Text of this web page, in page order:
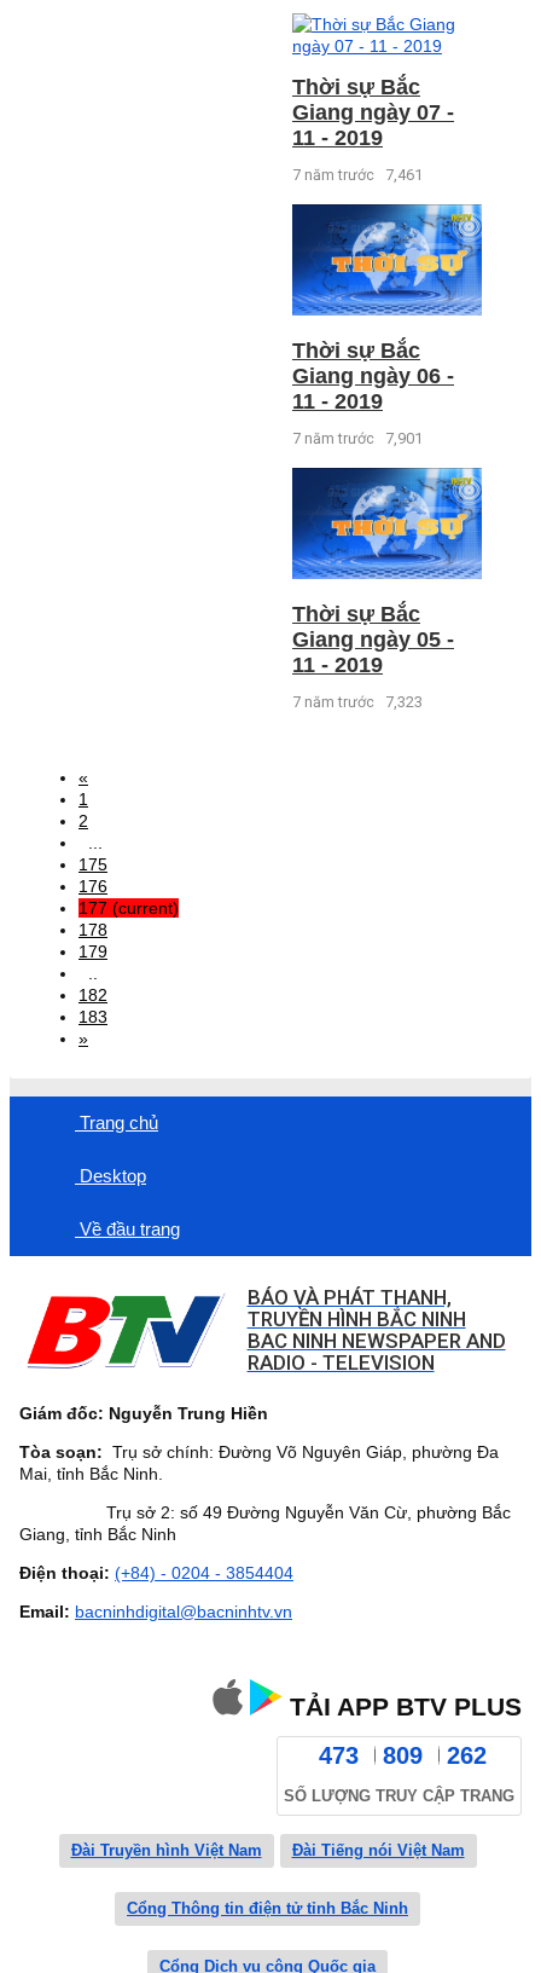
Thời sự Bắc
Giang ngày 07 -
11 - 2019
7 năm trước 7,461
Thời sự Bắc
Giang ngày 06 -
11 - 2019
7 năm trước 7,901
Thời sự Bắc
Giang ngày 05 -
11 - 2019
7 năm trước 7,323
«
1
2
175
176
177 (current)
178
179
182
183
»
Trang chủ
Desktop
Về đầu trang
BÁO VÀ PHÁT THANH,
TRUYỀN HÌNH BẮC NINH
BAC NINH NEWSPAPER AND
RADIO - TELEVISION
Giám đốc: Nguyễn Trung Hiền
Tòa soạn: Trụ sở chính: Đường Võ Nguyên Giáp, phường Đa
Mai, tỉnh Bắc Ninh.
Trụ sở 2: số 49 Đường Nguyễn Văn Cừ, phường Bắc
Giang, tỉnh Bắc Ninh
Điện thoại: (+84) - 0204 - 3854404
Email: bacninhdigital@bacninhtv.vn
TẢI APP BTV PLUS
473 809 262
SỐ LƯỢNG TRUY CẬP TRANG
Đài Truyền hình Việt Nam Đài Tiếng nói Việt Nam
Cổng Thông tin điện tử tỉnh Bắc Ninh
Cổng Dịch vụ công Quốc gia